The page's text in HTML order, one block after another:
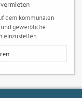
dem kommunalen
gewerbliche
einzustellen.